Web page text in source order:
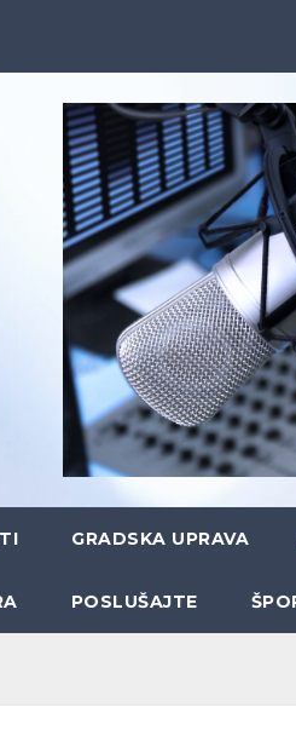
GRADSKA UPRAVA
POSLUŠAJTE